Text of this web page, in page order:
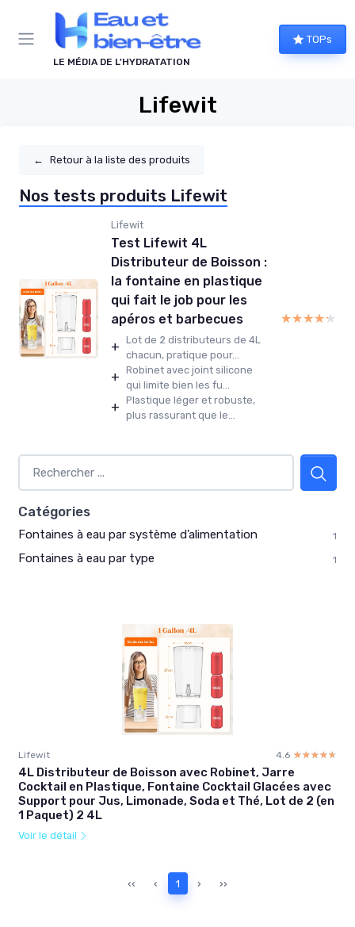
LE MÉDIA DE L'HYDRATATION
TOPs
Lifewit
← Retour à la liste des produits
Nos tests produits Lifewit
Lifewit
Test Lifewit 4L
Distributeur de Boisson :
la fontaine en plastique
qui fait le job pour les
apéros et barbecues
+ Lot de 2 distributeurs de 4L
chacun, pratique pour...
+ Robinet avec joint silicone
qui limite bien les fu...
+ Plastique léger et robuste,
plus rassurant que le...
★★★★★
★★★★★
Catégories
Fontaines à eau par système d’alimentation 1
Fontaines à eau par type 1
Lifewit 4.6 ☆☆☆☆☆
★★★★★
4L Distributeur de Boisson avec Robinet, Jarre
Cocktail en Plastique, Fontaine Cocktail Glacées avec
Support pour Jus, Limonade, Soda et Thé, Lot de 2 (en
1 Paquet) 2 4L
Voir le détail
‹‹ ‹ 1 › ››
Panneau de gestion des cookies